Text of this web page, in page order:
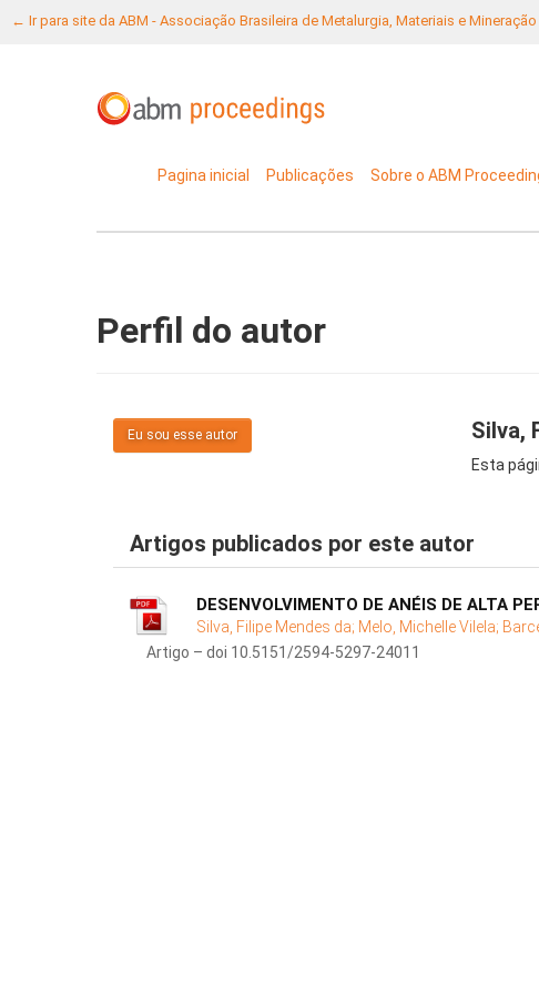
← Ir para site da ABM - Associação Brasileira de Metalurgia, Materiais e Mineração
Pagina inicial Publicações Sobre o ABM
Perfil do autor
Eu sou esse autor Silva,
Esta
Artigos publicados por este autor
DESENVOLVIMENTO DE ANÉIS DE ALTA
Silva, Filipe Mendes da; Melo, Michelle Vilela;
Artigo – doi 10.5151/2594-5297-24011